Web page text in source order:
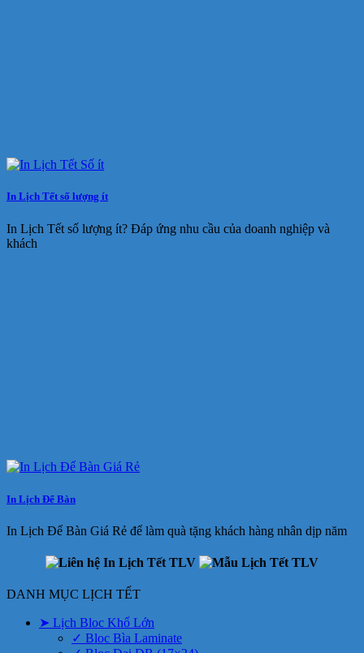
In Lịch Tết số lượng ít
In Lịch Tết số lượng ít? Đáp ứng nhu cầu của doanh nghiệp và
khách
In Lịch Để Bàn
In Lịch Để Bàn Giá Rẻ để làm quà tặng khách hàng nhân dịp năm
DANH MỤC LỊCH TẾT
➤ Lịch Bloc Khổ Lớn
✓ Bloc Bìa Laminate